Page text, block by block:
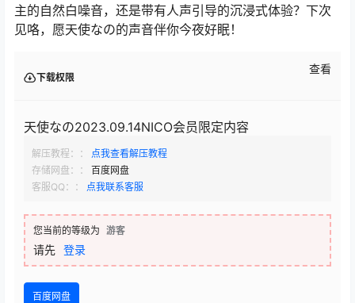
主的自然白噪音，还是带有人声引导的沉浸式体验？下次
见咯，愿天使なの的声音伴你今夜好眠！
下载权限
查看
天使なの2023.09.14NICO会员限定内容
解压教程：：
点我查看解压教程
存储网盘：：
百度网盘
客服QQ：：
点我联系客服
您当前的等级为 游客
请先 登录
百度网盘